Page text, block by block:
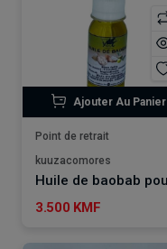
Ajouter Au Panier
Point de retrait
kuuzacomores
3.500 KMF